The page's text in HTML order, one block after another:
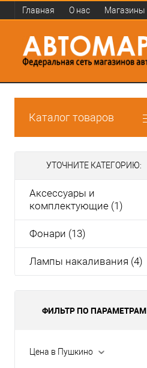
Главная О нас Магазины
Каталог товаров
УТОЧНИТЕ КАТЕГОРИЮ:
Аксессуары и
комплектующие (1)
Фонари (13)
Лампы накаливания (4)
ФИЛЬТР ПО ПАРАМЕТРАМ
Цена в Пушкино